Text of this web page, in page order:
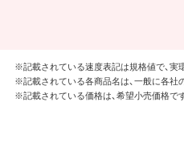
※記載されている速度表記は規格値で、実
※記載されている各商品名は、一般に各社
※記載されている価格は、希望小売価格です